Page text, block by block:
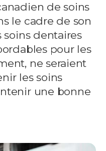
de soins
le cadre de son
dentaires
pour les
ne seraient
les soins
une bonne